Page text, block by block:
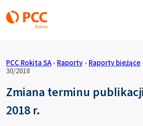
PCC Rokita SA • Raporty • Raporty bieżące
30/2018
Zmiana terminu
2018 r.